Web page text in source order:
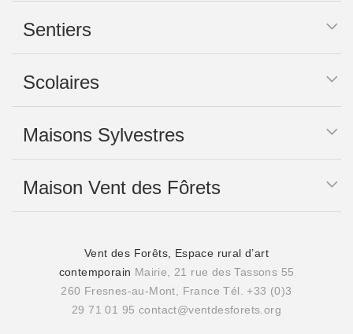
Sentiers
Scolaires
Maisons Sylvestres
Maison Vent des Fôrets
Vent des Forêts, Espace rural d’art
contemporain Mairie, 21 rue des Tassons 55
260 Fresnes-au-Mont, France Tél. +33 (0)3
29 71 01 95 contact@ventdesforets.org